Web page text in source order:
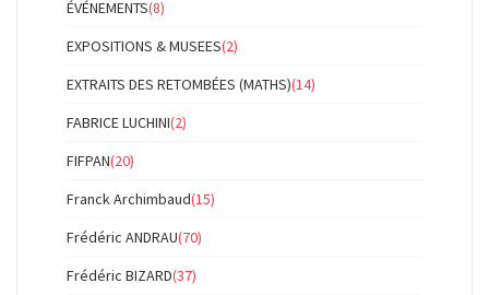
ÉVÉNEMENTS(8)
EXPOSITIONS & MUSEES(2)
EXTRAITS DES RETOMBÉES (MATHS)(14)
FABRICE LUCHINI(2)
FIFPAN(20)
Franck Archimbaud(15)
Frédéric ANDRAU(70)
Frédéric BIZARD(37)